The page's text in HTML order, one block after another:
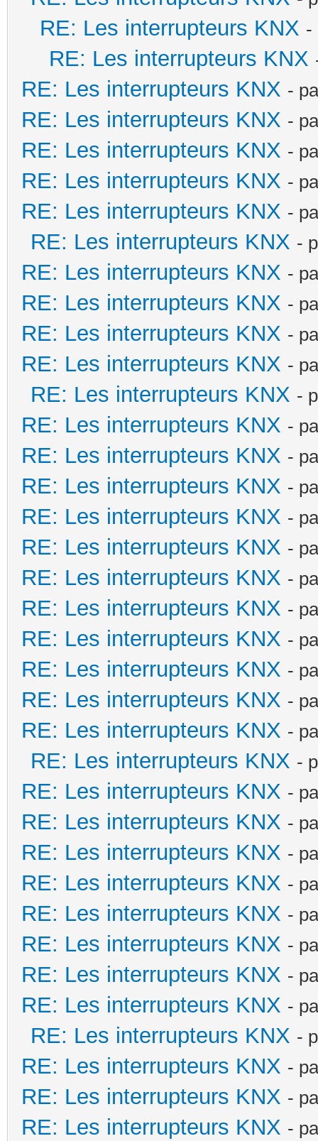
RE: Les interrupteurs KNX -
RE: Les interrupteurs KNX
RE: Les interrupteurs KNX -
RE: Les interrupteurs KNX -
RE: Les interrupteurs KNX -
RE: Les interrupteurs KNX -
RE: Les interrupteurs KNX -
RE: Les interrupteurs KNX -
RE: Les interrupteurs KNX -
RE: Les interrupteurs KNX -
RE: Les interrupteurs KNX -
RE: Les interrupteurs KNX -
RE: Les interrupteurs KNX -
RE: Les interrupteurs KNX -
RE: Les interrupteurs KNX -
RE: Les interrupteurs KNX -
RE: Les interrupteurs KNX -
RE: Les interrupteurs KNX -
RE: Les interrupteurs KNX -
RE: Les interrupteurs KNX -
RE: Les interrupteurs KNX -
RE: Les interrupteurs KNX -
RE: Les interrupteurs KNX -
RE: Les interrupteurs KNX -
RE: Les interrupteurs KNX -
RE: Les interrupteurs KNX -
RE: Les interrupteurs KNX -
RE: Les interrupteurs KNX -
RE: Les interrupteurs KNX -
RE: Les interrupteurs KNX -
RE: Les interrupteurs KNX -
RE: Les interrupteurs KNX -
RE: Les interrupteurs KNX -
RE: Les interrupteurs KNX -
RE: Les interrupteurs KNX -
RE: Les interrupteurs KNX -
RE: Les interrupteurs KNX -